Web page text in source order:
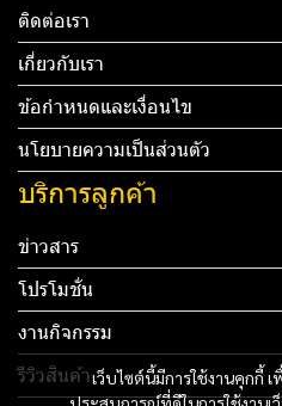
เว็บไซต์นี้มีการใช้งานคุกกี้
ติดต่อเรา
เกี่ยวกับเรา
ข้อกำหนดและเงื่อนไข
นโยบายความเป็นส่วนตัว
บริการลูกค้า
ข่าวสาร
โปรโมชั่น
งานกิจกรรม
รีวิวสินค้า